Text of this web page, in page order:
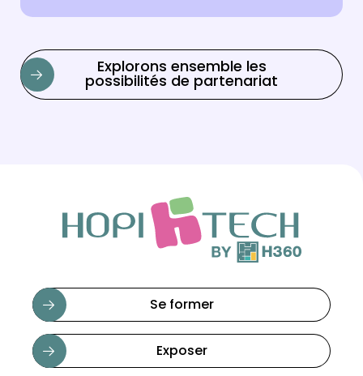
Explorons ensemble les
possibilités de partenariat
Se former
Exposer